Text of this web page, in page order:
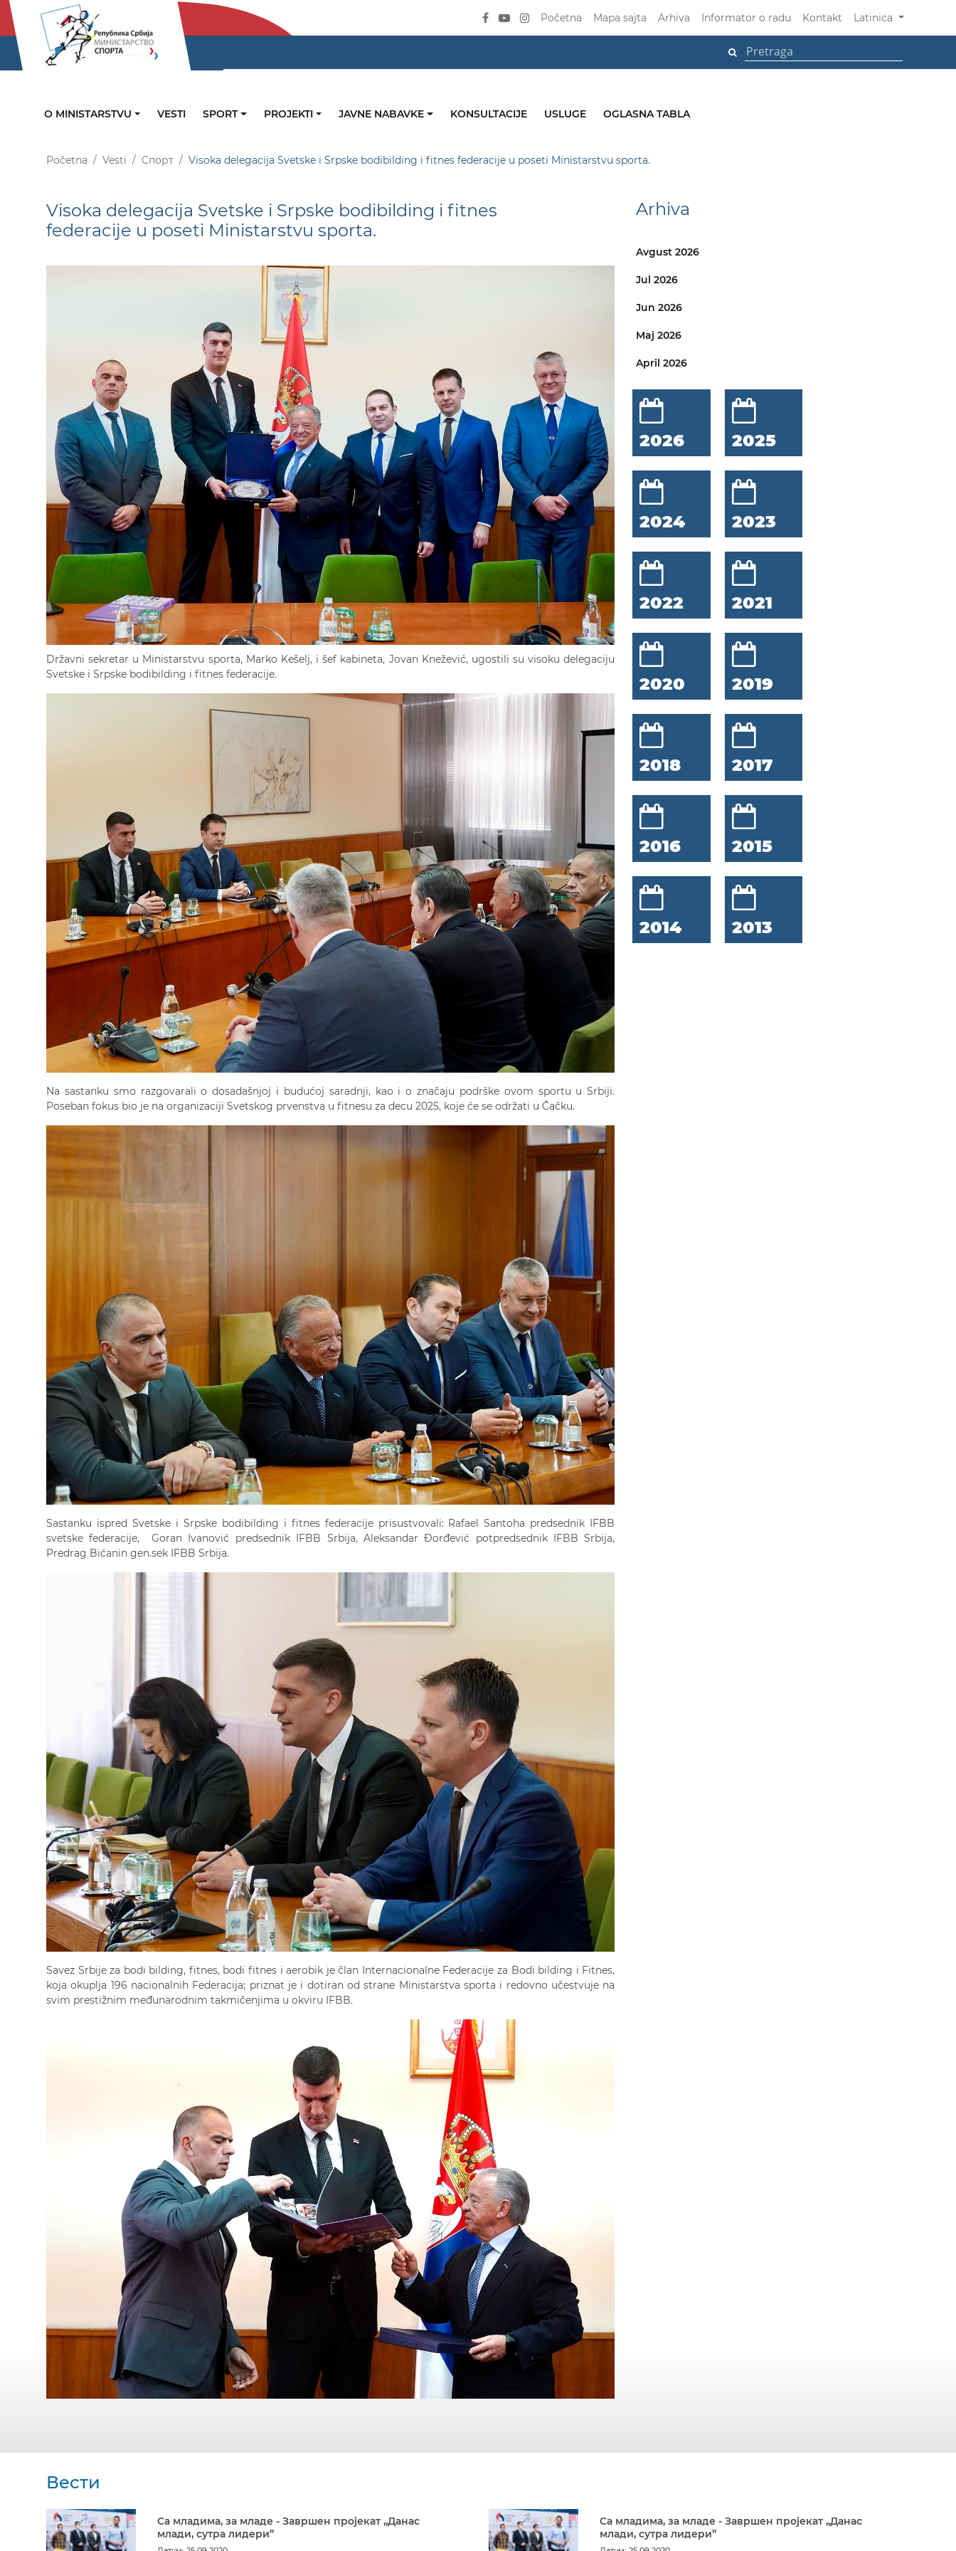
Početna Mapa sajta Arhiva Informator o radu Kontakt Latinica
O MINISTARSTVU VESTI SPORT PROJEKTI JAVNE NABAVKE KONSULTACIJE USLUGE OGLASNA TABLA
Početna Vesti Спорт Visoka delegacija Svetske i Srpske bodibilding i fitnes federacije u poseti Ministarstvu sporta.
Visoka delegacija Svetske i Srpske bodibilding i fitnes
federacije u poseti Ministarstvu sporta.
Državni sekretar u Ministarstvu sporta, Marko Kešelj, i šef kabineta, Jovan Knežević, ugostili su visoku delegaciju
Svetske i Srpske bodibilding i fitnes federacije.
Na sastanku smo razgovarali o dosadašnjoj i budućoj saradnji, kao i o značaju podrške ovom sportu u Srbiji.
Poseban fokus bio je na organizaciji Svetskog prvenstva u fitnesu za decu 2025, koje će se održati u Čačku.
Sastanku ispred Svetske i Srpske bodibilding i fitnes federacije prisustvovali: Rafael Santoha predsednik IFBB
svetske federacije, Goran Ivanović predsednik IFBB Srbija, Aleksandar Đorđević potpredsednik IFBB Srbija,
Predrag Bićanin gen.sek IFBB Srbija.
Savez Srbije za bodi bilding, fitnes, bodi fitnes i aerobik je član Internacionalne Federacije za Bodi bilding i Fitnes,
koja okuplja 196 nacionalnih Federacija; priznat je i dotiran od strane Ministarstva sporta i redovno učestvuje na
svim prestižnim međunarodnim takmičenjima u okviru IFBB.
Arhiva
Avgust 2026
Jul 2026
Jun 2026
Maj 2026
April 2026
2026 2025
2024 2023
2022 2021
2020 2019
2018 2017
2016 2015
2014 2013
Вести
Са младима, за младе - Завршен пројекат „Данас
млади, сутра лидери”
Са младима, за младе - Завршен пројекат „Данас
млади, сутра лидери”